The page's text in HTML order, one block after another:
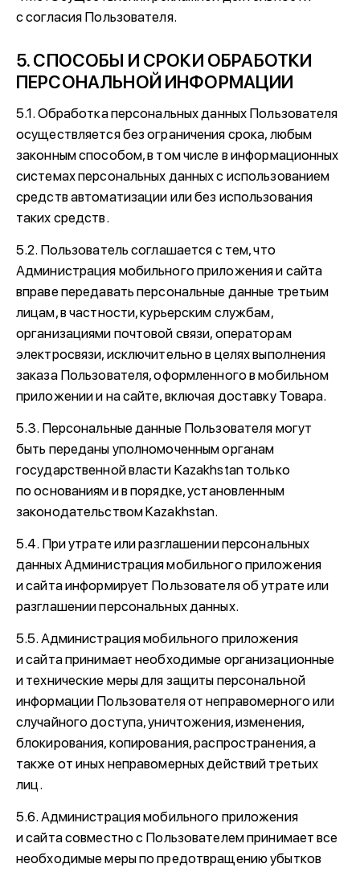
с согласия Пользователя.
5. СПОСОБЫ И СРОКИ ОБРАБОТКИ
ПЕРСОНАЛЬНОЙ ИНФОРМАЦИИ
5.1. Обработка персональных данных Пользователя
осуществляется без ограничения срока, любым
законным способом, в том числе в информационных
системах персональных данных с использованием
средств автоматизации или без использования
таких средств.
5.2. Пользователь соглашается с тем, что
Администрация мобильного приложения и сайта
вправе передавать персональные данные третьим
лицам, в частности, курьерским службам,
организациями почтовой связи, операторам
электросвязи, исключительно в целях выполнения
заказа Пользователя, оформленного в мобильном
приложении и на сайте, включая доставку Товара.
5.3. Персональные данные Пользователя могут
быть переданы уполномоченным органам
государственной власти Kazakhstan только
по основаниям и в порядке, установленным
законодательством Kazakhstan.
5.4. При утрате или разглашении персональных
данных Администрация мобильного приложения
и сайта информирует Пользователя об утрате или
разглашении персональных данных.
5.5. Администрация мобильного приложения
и сайта принимает необходимые организационные
и технические меры для защиты персональной
информации Пользователя от неправомерного или
случайного доступа, уничтожения, изменения,
блокирования, копирования, распространения, а
также от иных неправомерных действий третьих
лиц.
5.6. Администрация мобильного приложения
и сайта совместно с Пользователем принимает все
необходимые меры по предотвращению убытков